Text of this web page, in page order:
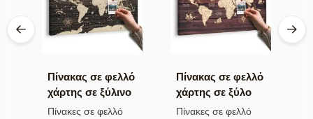
Πίνακας σε φελλό
χάρτης σε ξύλινο
φόντο
Πίνακες σε φελλό
Πίνακας σε φελλό
χάρτης σε ξύλο
Πίνακες σε φελλό